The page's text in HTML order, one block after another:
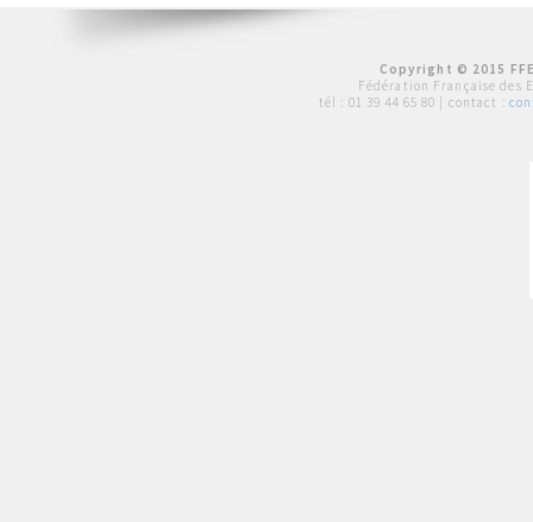
Copyright © 2015
Fédération Française des
tél : 01 39 44 65 80 | contact :